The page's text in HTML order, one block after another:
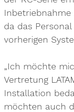
Inbetriebnahme
da das
vorherigen
„Ich möchte
Vertretung
Installation
möchten auch